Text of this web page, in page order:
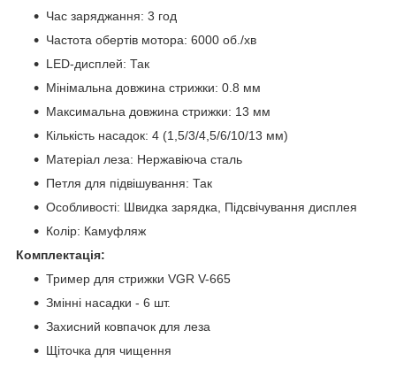
Час заряджання: 3 год
Частота обертів мотора: 6000 об./хв
LED-дисплей: Так
Мінімальна довжина стрижки: 0.8 мм
Максимальна довжина стрижки: 13 мм
Кількість насадок: 4 (1,5/3/4,5/6/10/13 мм)
Матеріал леза: Нержавіюча сталь
Петля для підвішування: Так
Особливості: Швидка зарядка, Підсвічування дисплея
Колір: Камуфляж
Комплектація:
Тример для стрижки VGR V-665
Змінні насадки - 6 шт.
Захисний ковпачок для леза
Щіточка для чищення